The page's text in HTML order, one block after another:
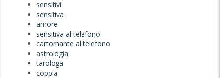
sensitivi
sensitiva
amore
sensitiva al telefono
cartomante al telefono
astrologia
tarologa
coppia